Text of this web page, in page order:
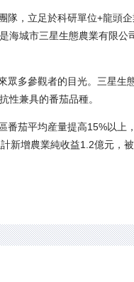
，立足於科研單位+龍頭企
城市三星生態農業有限公
參觀者的目光。三星生
性兼具的番茄品種。
茄平均産量提高15%以上
新增農業純收益1.2億元，